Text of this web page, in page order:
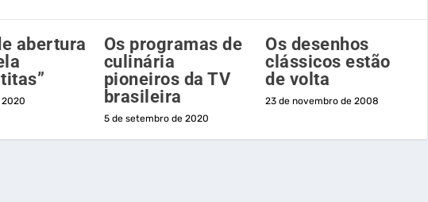
abertura
2020
Os programas de
culinária
pioneiros da TV
brasileira
5 de setembro de 2020
Os desenhos
clássicos estão
de volta
23 de novembro de 2008